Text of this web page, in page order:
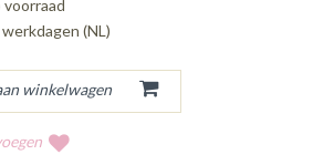
voorraad
(NL)